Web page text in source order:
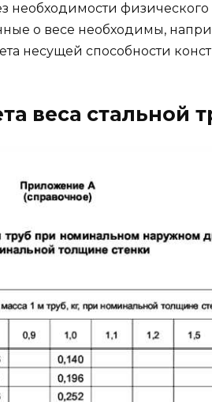
необходимости
о весе необходимы,
несущей способности
веса стальной